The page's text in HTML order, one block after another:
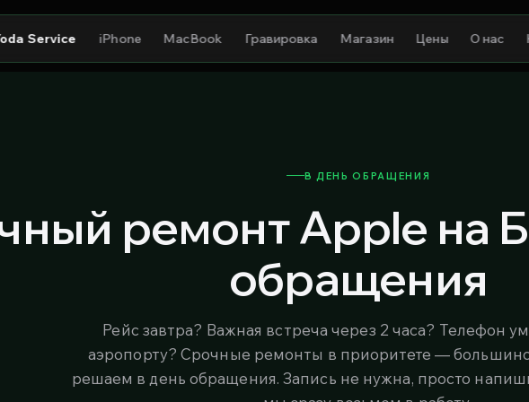
Service iPhone MacBook Гравировка Магазин Цены О нас
В ДЕНЬ ОБРАЩЕНИЯ
ремонт Apple на
обращения
Рейс завтра? Важная встреча через 2 часа? Телефон
аэропорту? Срочные ремонты в приоритете —
решаем в день обращения. Запись не нужна, просто